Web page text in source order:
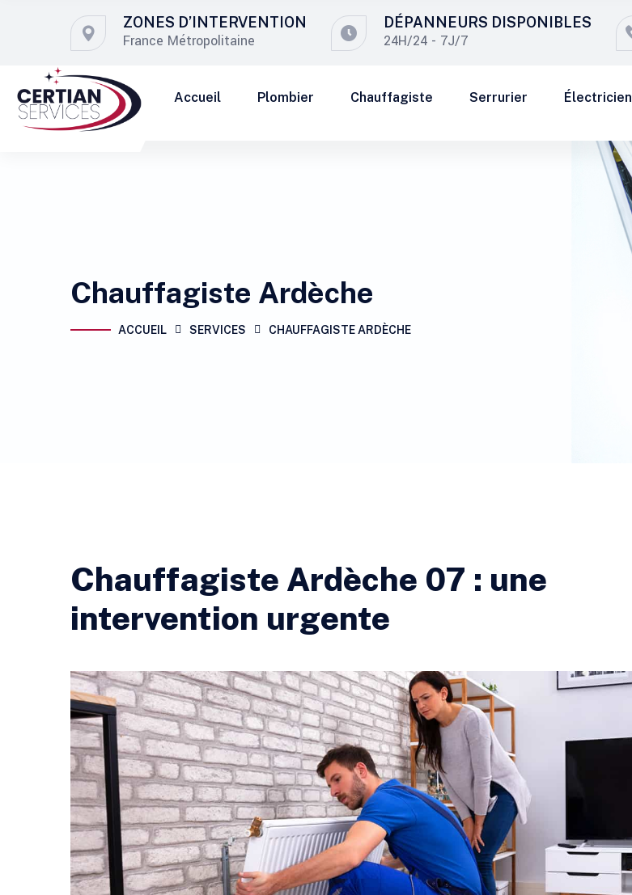
ZONES D’INTERVENTION
France Métropolitaine
DÉPANNEURS DISPONIBLES
24H/24 - 7J/7
Accueil Plombier Chauffagiste Serrurier Électricien
Chauffagiste Ardèche
ACCUEIL SERVICES CHAUFFAGISTE ARDÈCHE
Chauffagiste Ardèche 07 : une
intervention urgente